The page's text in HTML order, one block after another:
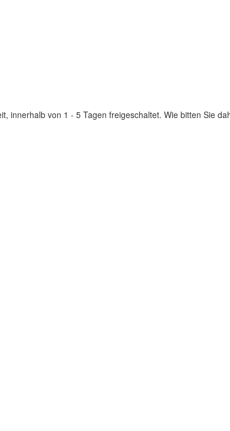
innerhalb von 1 - 5 Tagen freigeschaltet. Wie bitten Sie